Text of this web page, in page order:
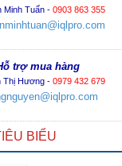
Minh Tuấn - 0903 863 355
trợ mua hàng
Thị Hương - 0979 432 679
BIỂU